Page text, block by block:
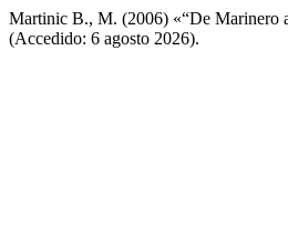
Martinic B., M. (2006) «“De Marinero
(Accedido: 6 agosto 2026).